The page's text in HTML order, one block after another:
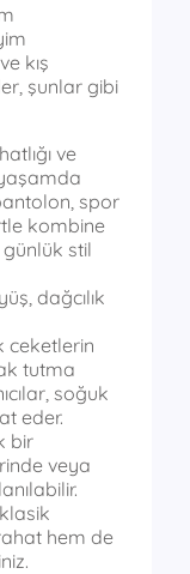
kış
şunlar gibi
ve
spor
kombine
stil
dağcılık
ceketlerin
tutma
soğuk
eder.
bir
veya
hem de